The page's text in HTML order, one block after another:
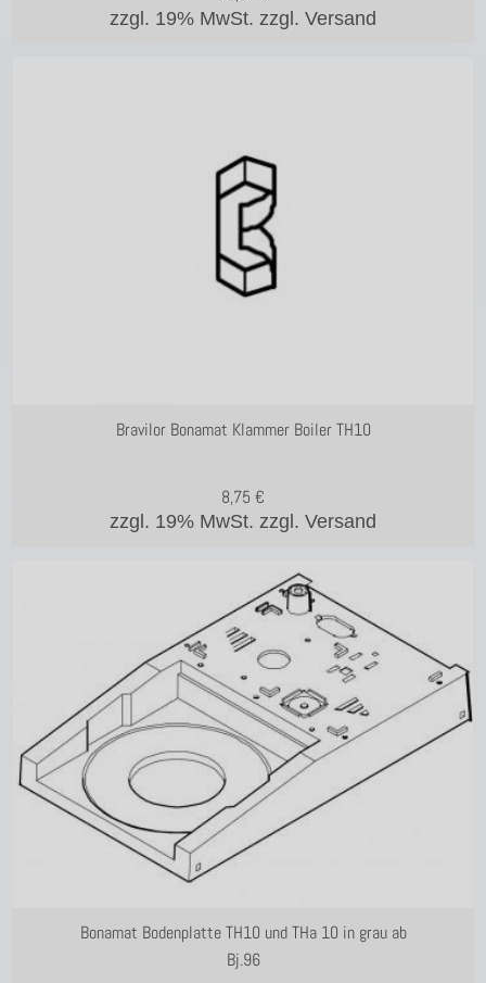
zzgl. 19% MwSt. zzgl. Versand
Bravilor Bonamat Klammer Boiler TH10
zzgl. 19% MwSt. zzgl. Versand
8,75 €
Bonamat Bodenplatte TH10 und THa 10 in grau ab
Bj.96